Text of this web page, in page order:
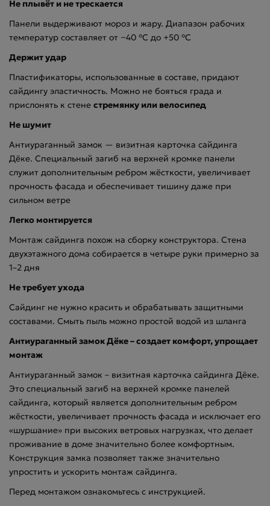
Не плывёт и не трескается
Панели выдерживают мороз и жару. Диапазон рабочих
температур составляет от −40 °С до +50 °С
Держит удар
Пластификаторы, использованные в составе, придают
сайдингу эластичность. Можно не бояться града и
прислонять к стене стремянку или велосипед
Не шумит
Антиураганный замок — визитная карточка сайдинга
Дёке. Специальный загиб на верхней кромке панели
служит дополнительным ребром жёсткости, увеличивает
прочность фасада и обеспечивает тишину даже при
сильном ветре
Легко монтируется
Монтаж сайдинга похож на сборку конструктора. Стена
двухэтажного дома собирается в четыре руки примерно за
1–2 дня
Не требует ухода
Сайдинг не нужно красить и обрабатывать защитными
составами. Смыть пыль можно простой водой из шланга
Антиураганный замок Дёке – создает комфорт, упрощает
монтаж
Антиураганный замок – визитная карточка сайдинга Дёке.
Это специальный загиб на верхней кромке панелей
сайдинга, который является дополнительным ребром
жёсткости, увеличивает прочность фасада и исключает его
«шуршание» при высоких ветровых нагрузках, что делает
проживание в доме значительно более комфортным.
Конструкция замка позволяет также значительно
упростить и ускорить монтаж сайдинга.
Перед монтажом ознакомьтесь с инструкцией.